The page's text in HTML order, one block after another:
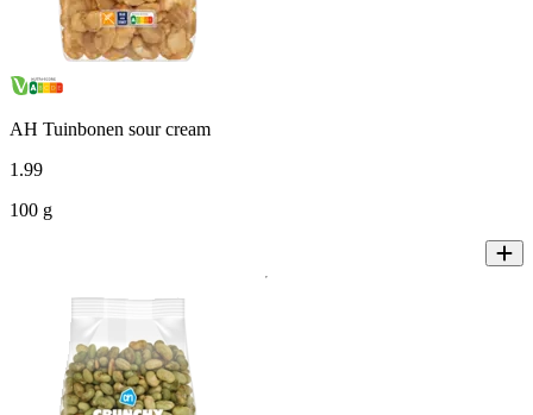
AH Tuinbonen sour cream
1 .99
100 g